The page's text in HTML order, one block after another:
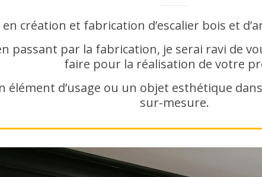
création et fabrication d’escalier bois et
passant par la fabrication, je serai ravi de
faire pour la réalisation de votre
élément d’usage ou un objet esthétique
sur-mesure.